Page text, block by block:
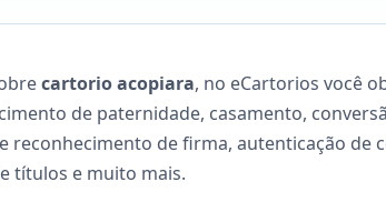
cartorio acopiara, no eCartorios você
de paternidade, casamento,
reconhecimento de firma, autenticação de
títulos e muito mais.